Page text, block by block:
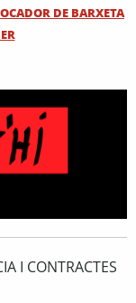
DE BARXETA
I CONTRACTES